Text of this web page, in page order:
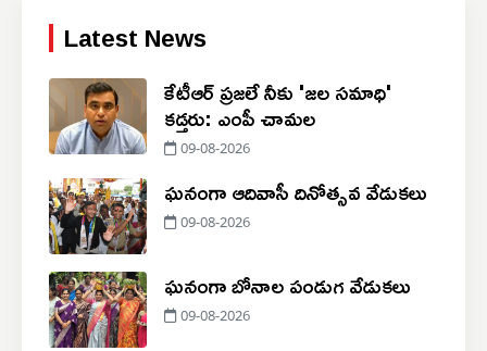
Latest News
కేటీఆర్ ప్రజలే నీకు 'జల సమాధి'
కడ్తరు: ఎంపీ చామల
09-08-2026
ఘనంగా ఆదివాసీ దినోత్సవ వేడుకలు
09-08-2026
ఘనంగా బోనాల పండుగ వేడుకలు
09-08-2026